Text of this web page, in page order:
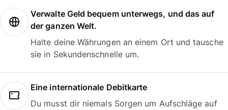
Verwalte Geld bequem unterwegs, und das auf
der ganzen Welt.
Halte deine Währungen an einem Ort und tausche
sie in Sekundenschnelle um.
Eine internationale Debitkarte
Du musst dir niemals Sorgen um Aufschläge auf